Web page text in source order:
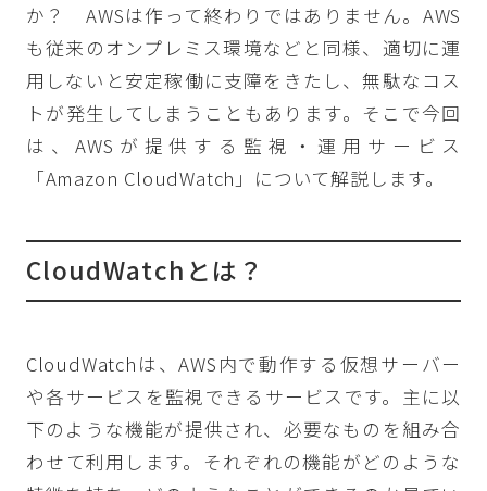
か？ AWSは作って終わりではありません。AWS
も従来のオンプレミス環境などと同様、適切に運
用しないと安定稼働に支障をきたし、無駄なコス
トが発生してしまうこともあります。そこで今回
は、AWSが提供する監視・運用サービス
「Amazon CloudWatch」について解説します。
CloudWatchとは？
CloudWatchは、AWS内で動作する仮想サーバー
や各サービスを監視できるサービスです。主に以
下のような機能が提供され、必要なものを組み合
わせて利用します。それぞれの機能がどのような